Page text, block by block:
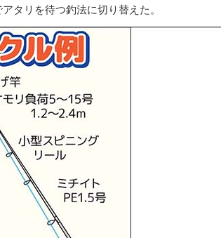
タリを待つ釣法に切り替えた。